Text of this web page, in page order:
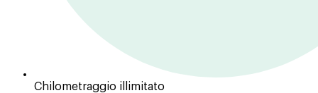
Chilometraggio illimitato